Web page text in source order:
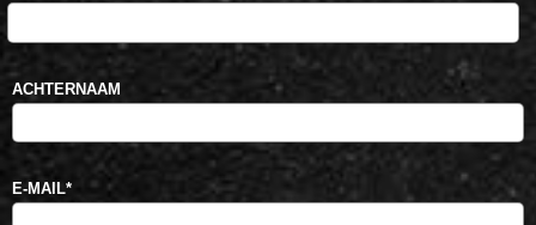
ACHTERNAAM
E-MAIL*